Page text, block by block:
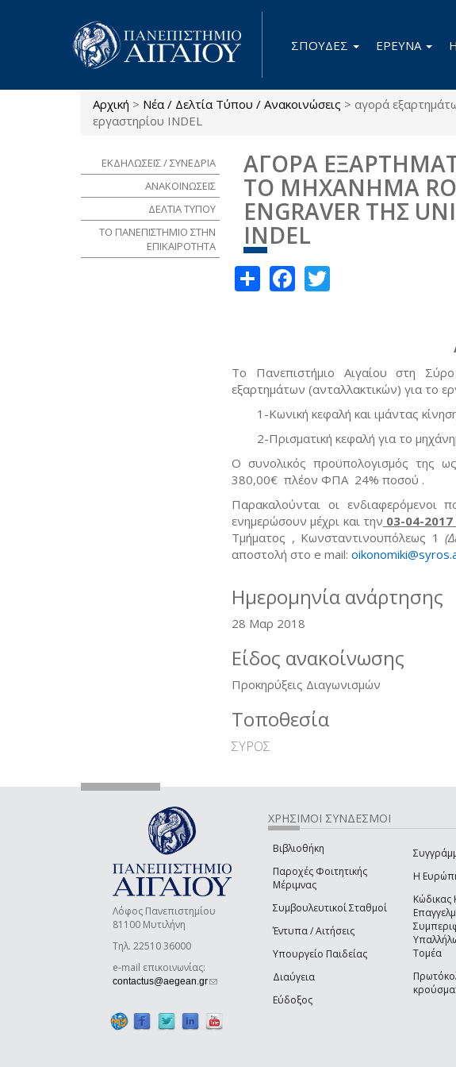
ΣΠΟΥΔΕΣ ΕΡΕΥΝΑ
Είστε εδώ
Αρχική > Νέα / Δελτία Τύπου / Ανακοινώσεις > αγορά
εργαστηρίου INDEL
ΑΓΟΡΑ
ΤΟ ΜΗΧΑΝΗΜΑ
ENGRAVER ΤΗΣ
INDEL
ShareFacebook
Το Πανεπιστήμιο Αιγαίου στη
εξαρτημάτων (ανταλλακτικών) για το
1-Κωνική κεφαλή και ιμάντας
2-Πρισματική κεφαλή για το
Ο συνολικός προϋπολογισμός της
380,00€ πλέον ΦΠΑ 24% ποσού .
Παρακαλούνται οι
ενημερώσουν μέχρι και την 03-04-
Τμήματος , Κωνσταντινουπόλεως 1
αποστολή στο e mail:
Ημερομηνία ανάρτησης
28 Μαρ 2018
Είδος ανακοίνωσης
Προκηρύξεις Διαγωνισμών
Τοποθεσία
ΣΥΡΟΣ
ΕΚΔΗΛΩΣΕΙΣ / ΣΥΝΕΔΡΙΑ
ΑΝΑΚΟΙΝΩΣΕΙΣ
ΔΕΛΤΙΑ ΤΥΠΟΥ
ΤΟ ΠΑΝΕΠΙΣΤΗΜΙΟ ΣΤΗΝ
ΕΠΙΚΑΙΡΟΤΗΤΑ
Λόφος Πανεπιστημίου
81100 Μυτιλήνη
Τηλ. 22510 36000
e-mail επικοινωνίας:
contactus@aegean.gr(link sends e-mail)
ΧΡΗΣΙΜΟΙ ΣΥΝΔΕΣΜΟΙ
Βιβλιοθήκη
Παροχές Φοιτητικής
Μέριμνας
Συμβουλευτικοί Σταθμοί
Έντυπα / Αιτήσεις
Υπουργείο Παιδείας
Διαύγεια
Εύδοξος
Η
Κώδικας
Τομέα